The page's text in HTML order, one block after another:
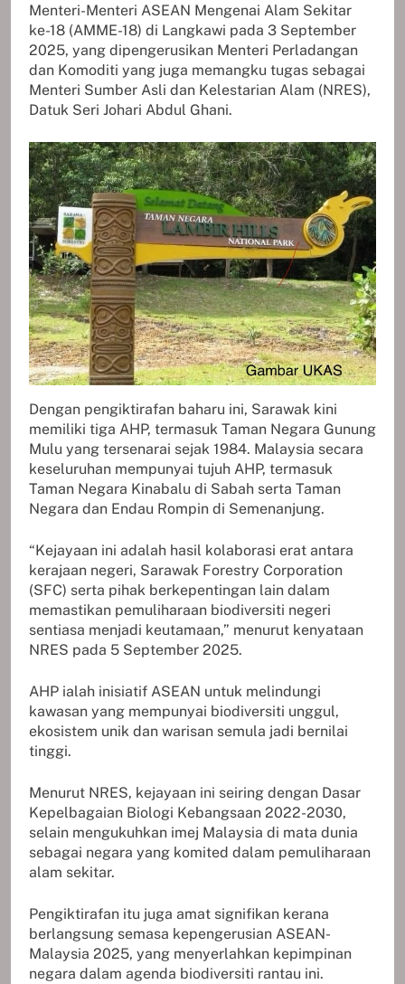
Menteri-Menteri ASEAN Mengenai Alam Sekitar
ke-18 (AMME-18) di Langkawi pada 3 September
2025, yang dipengerusikan Menteri Perladangan
dan Komoditi yang juga memangku tugas sebagai
Menteri Sumber Asli dan Kelestarian Alam (NRES),
Datuk Seri Johari Abdul Ghani.
Dengan pengiktirafan baharu ini, Sarawak kini
memiliki tiga AHP, termasuk Taman Negara Gunung
Mulu yang tersenarai sejak 1984. Malaysia secara
keseluruhan mempunyai tujuh AHP, termasuk
Taman Negara Kinabalu di Sabah serta Taman
Negara dan Endau Rompin di Semenanjung.
“Kejayaan ini adalah hasil kolaborasi erat antara
kerajaan negeri, Sarawak Forestry Corporation
(SFC) serta pihak berkepentingan lain dalam
memastikan pemuliharaan biodiversiti negeri
sentiasa menjadi keutamaan,” menurut kenyataan
NRES pada 5 September 2025.
AHP ialah inisiatif ASEAN untuk melindungi
kawasan yang mempunyai biodiversiti unggul,
ekosistem unik dan warisan semula jadi bernilai
tinggi.
Menurut NRES, kejayaan ini seiring dengan Dasar
Kepelbagaian Biologi Kebangsaan 2022-2030,
selain mengukuhkan imej Malaysia di mata dunia
sebagai negara yang komited dalam pemuliharaan
alam sekitar.
Pengiktirafan itu juga amat signifikan kerana
berlangsung semasa kepengerusian ASEAN-
Malaysia 2025, yang menyerlahkan kepimpinan
negara dalam agenda biodiversiti rantau ini.